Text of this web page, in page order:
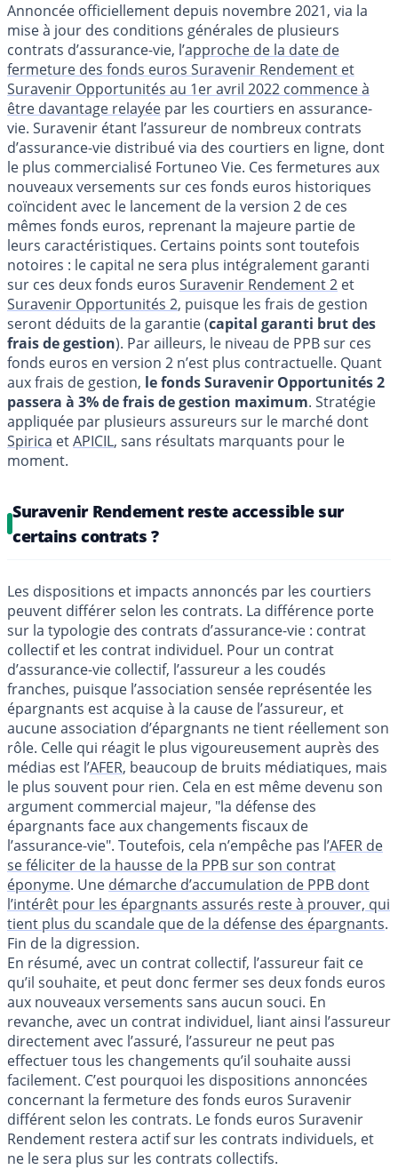
Annoncée officiellement depuis novembre 2021, via la
mise à jour des conditions générales de plusieurs
contrats d’assurance-vie, l’approche de la date de
fermeture des fonds euros Suravenir Rendement et
Suravenir Opportunités au 1er avril 2022 commence à
être davantage relayée par les courtiers en assurance-
vie. Suravenir étant l’assureur de nombreux contrats
d’assurance-vie distribué via des courtiers en ligne, dont
le plus commercialisé Fortuneo Vie. Ces fermetures aux
nouveaux versements sur ces fonds euros historiques
coïncident avec le lancement de la version 2 de ces
mêmes fonds euros, reprenant la majeure partie de
leurs caractéristiques. Certains points sont toutefois
notoires : le capital ne sera plus intégralement garanti
sur ces deux fonds euros Suravenir Rendement 2 et
Suravenir Opportunités 2, puisque les frais de gestion
seront déduits de la garantie (capital garanti brut des
frais de gestion). Par ailleurs, le niveau de PPB sur ces
fonds euros en version 2 n’est plus contractuelle. Quant
aux frais de gestion, le fonds Suravenir Opportunités 2
passera à 3% de frais de gestion maximum. Stratégie
appliquée par plusieurs assureurs sur le marché dont
Spirica etAPICIL, sans résultats marquants pour le
moment.
Suravenir Rendement reste accessible sur
certains contrats ?
Les dispositions et impacts annoncés par les courtiers
peuvent différer selon les contrats. La différence porte
sur la typologie des contrats d’assurance-vie : contrat
collectif et les contrat individuel. Pour un contrat
d’assurance-vie collectif, l’assureur a les coudés
franches, puisque l’association sensée représentée les
épargnants est acquise à la cause de l’assureur, et
aucune association d’épargnants ne tient réellement son
rôle. Celle qui réagit le plus vigoureusement auprès des
médias est l’AFER, beaucoup de bruits médiatiques, mais
le plus souvent pour rien. Cela en est même devenu son
argument commercial majeur, "la défense des
épargnants face aux changements fiscaux de
l’assurance-vie". Toutefois, cela n’empêche pas l’AFER de
se féliciter de la hausse de la PPB sur son contrat
éponyme. Une démarche d’accumulation de PPB dont
l’intérêt pour les épargnants assurés reste à prouver, qui
tient plus du scandale que de la défense des épargnants.
Fin de la digression.
En résumé, avec un contrat collectif, l’assureur fait ce
qu’il souhaite, et peut donc fermer ses deux fonds euros
aux nouveaux versements sans aucun souci. En
revanche, avec un contrat individuel, liant ainsi l’assureur
directement avec l’assuré, l’assureur ne peut pas
effectuer tous les changements qu’il souhaite aussi
facilement. C’est pourquoi les dispositions annoncées
concernant la fermeture des fonds euros Suravenir
différent selon les contrats. Le fonds euros Suravenir
Rendement restera actif sur les contrats individuels, et
ne le sera plus sur les contrats collectifs.